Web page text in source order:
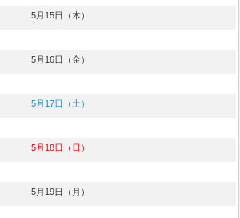
5月15日（木）
5月16日（金）
5月17日（土）
5月18日（日）
5月19日（月）